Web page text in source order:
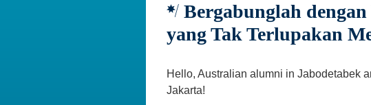
Bergabunglah
yang Tak Terlupakan
Hello, Australian alumni in Jabodetabek
Jakarta!